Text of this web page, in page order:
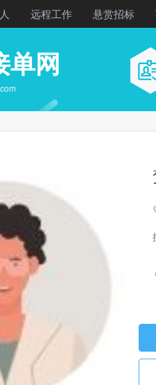
远程工作 悬赏招标
单网